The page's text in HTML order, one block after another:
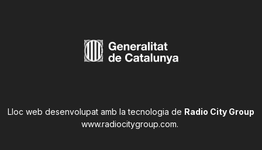
Lloc web desenvolupat amb la tecnologia de Radio City Group
www.radiocitygroup.com.